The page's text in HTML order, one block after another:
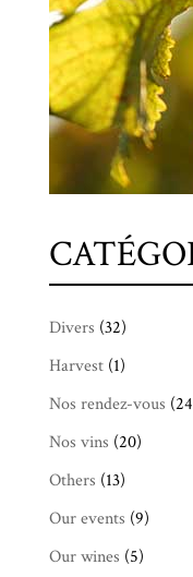
Divers (32)
Harvest(1)
Nos rendez-vous
Nos vins (20)
Others (13)
Our events (9)
Our wines (5)